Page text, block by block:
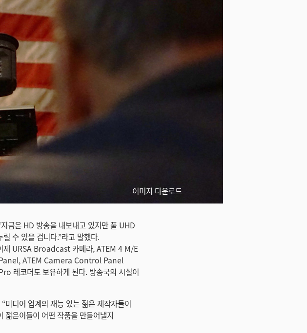
이미지 다운로드
은 HD 방송을 내보내고 있지만 풀 UHD
수 있을 겁니다.”라고 말했다.
제 URSA Broadcast 카메라, ATEM 4 M/E
ATEM Camera Control Panel
레코더도 보유하게 된다. 방송국의 시설이
디어 업계의 재능 있는 젊은 제작자들이
젊은이들이 어떤 작품을 만들어낼지